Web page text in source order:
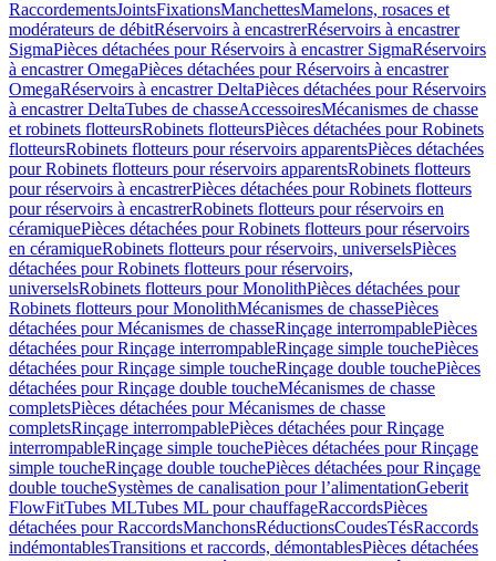
RaccordementsJointsFixationsManchettesMamelons, rosaces et
modérateurs de débitRéservoirs à encastrerRéservoirs à encastrer
SigmaPièces détachées pour Réservoirs à encastrer SigmaRéservoirs
à encastrer OmegaPièces détachées pour Réservoirs à encastrer
OmegaRéservoirs à encastrer DeltaPièces détachées pour Réservoirs
à encastrer DeltaTubes de chasseAccessoiresMécanismes de chasse
et robinets flotteursRobinets flotteursPièces détachées pour Robinets
flotteursRobinets flotteurs pour réservoirs apparentsPièces détachées
pour Robinets flotteurs pour réservoirs apparentsRobinets flotteurs
pour réservoirs à encastrerPièces détachées pour Robinets flotteurs
pour réservoirs à encastrerRobinets flotteurs pour réservoirs en
céramiquePièces détachées pour Robinets flotteurs pour réservoirs
en céramiqueRobinets flotteurs pour réservoirs, universelsPièces
détachées pour Robinets flotteurs pour réservoirs,
universelsRobinets flotteurs pour MonolithPièces détachées pour
Robinets flotteurs pour MonolithMécanismes de chassePièces
détachées pour Mécanismes de chasseRinçage interrompablePièces
détachées pour Rinçage interrompableRinçage simple touchePièces
détachées pour Rinçage simple toucheRinçage double touchePièces
détachées pour Rinçage double toucheMécanismes de chasse
completsPièces détachées pour Mécanismes de chasse
completsRinçage interrompablePièces détachées pour Rinçage
interrompableRinçage simple touchePièces détachées pour Rinçage
simple toucheRinçage double touchePièces détachées pour Rinçage
double toucheSystèmes de canalisation pour l’alimentationGeberit
FlowFitTubes MLTubes ML pour chauffageRaccordsPièces
détachées pour RaccordsManchonsRéductionsCoudesTésRaccords
indémontablesTransitions et raccords, démontablesPièces détachées